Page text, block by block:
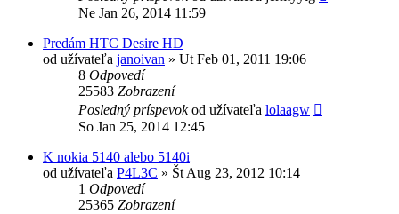
Ne Jan 26, 2014 11:59
Predám HTC Desire HD
od užívateľa janoivan » Ut Feb 01, 2011 19:06
8 Odpovedí
25583 Zobrazení
Posledný príspevokod užívateľa lolaagw
So Jan 25, 2014 12:45
K nokia 5140 alebo 5140i
od užívateľa P4L3C » Št Aug 23, 2012 10:14
1 Odpovedí
25365 Zobrazení